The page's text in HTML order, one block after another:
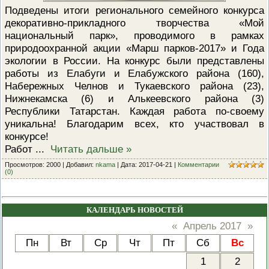
ПРОВЕРОЧНЫЙ ЛИСТ,
ОСУЩЕСТВЛЕНИИ
ГОСУДАРСТВЕННОГО
ОБЛАСТИ ОХРАНЫ И
ИСПОЛЬЗОВАНИЯ ООПТ
ФЕДЕРАЛЬНОГО ЗНАЧЕНИЯ
ПРОГРАММА ПРОФИЛАКТИКИ
РИСКОВ ПРИЧИНЕНИЯ
ПЛАН ПРОВЕДЕНИЯ
КОНТРОЛЬНЫХ
МЕРОПРИЯТИЙ
ИСЧЕРПЫВАЮЩИЙ
(НАДЗОРНЫМ) ОРГАНОМ У
КОНТРОЛИРУЕМОГО ЛИЦА
Подведены итоги регионального семейного конкурса
декоративно-прикладного творчества «Мой
национальный парк», проводимого в рамках
природоохранной акции «Марш парков-2017» и Года
экологии в России. На конкурс были представлены
работы из Елабуги и Елабужского района (160),
Набережных Челнов и Тукаевского района (23),
Нижнекамска (6) и Алькеевского района (3)
Республики Татарстан. Каждая работа по-своему
уникальна! Благодарим всех, кто участвовал в
конкурсе!
Работ ... Читать дальше »
Просмотров: 2000 | Добавил: nkama | Дата: 2017-04-21 | Комментарии
(0)
КАЛЕНДАРЬ НОВОСТЕЙ
« Апрель 2017 »
Пн
Вт Ср Чт Пт Сб
Вс
1
2